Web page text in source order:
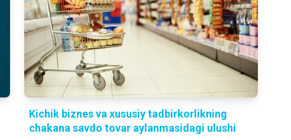
Kichik biznes va xususiy tadbirkorlikning
chakana savdo tovar aylanmasidagi ulushi